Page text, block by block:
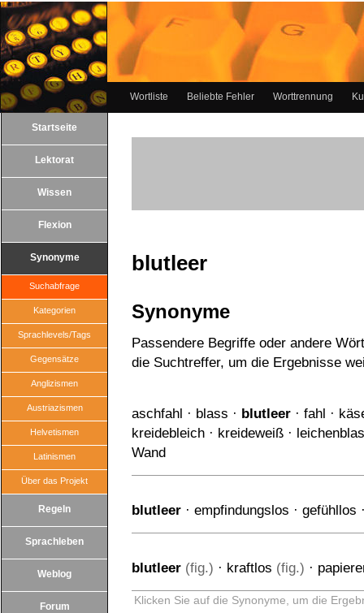
Wortliste Beliebte Fehler Worttrennung
Startseite
Lektorat
Wissen
Flexion
Synonyme
Suchabfrage
Kategorien
Sprachlevels/Tags
Gegensätze
Anglizismen
Austriazismen
Helvetismen
Latinismen
Über das Projekt
Regeln
Sprachleben
Weblog
Forum
blutleer
Synonyme
Passendere Begriffe oder andere
die Suchtreffer, um die Ergebnisse
aschfahl · blass · blutleer · fahl ·
kreidebleich · kreideweiß ·
Wand
blutleer · empfindungslos · gefühllos
blutleer (fig.) · kraftlos (fig.) ·
Klicken Sie auf die Synonyme, um die